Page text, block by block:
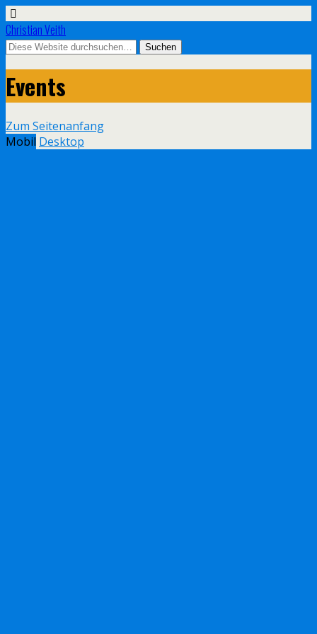
Christian Veith
Events
Zum Seitenanfang
Mobil Desktop